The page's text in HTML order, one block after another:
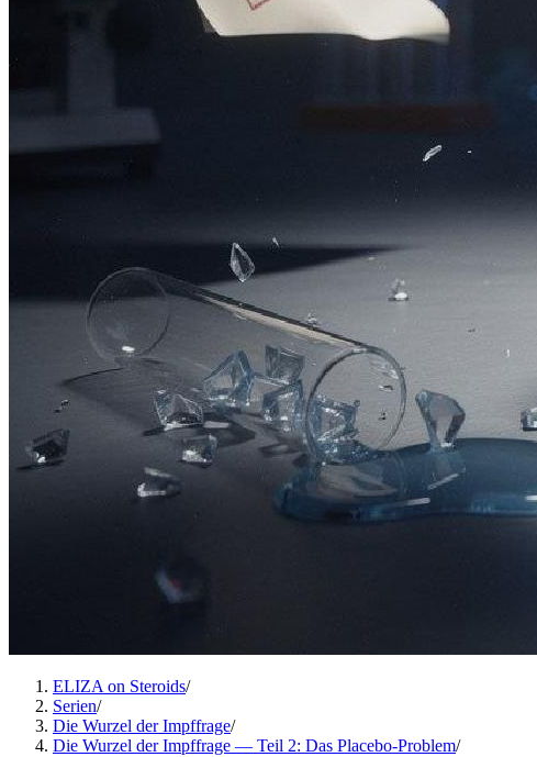
ELIZA on Steroids/
Serien/
Die Wurzel der Impffrage/
Die Wurzel der Impffrage — Teil 2: Das Placebo-Problem/